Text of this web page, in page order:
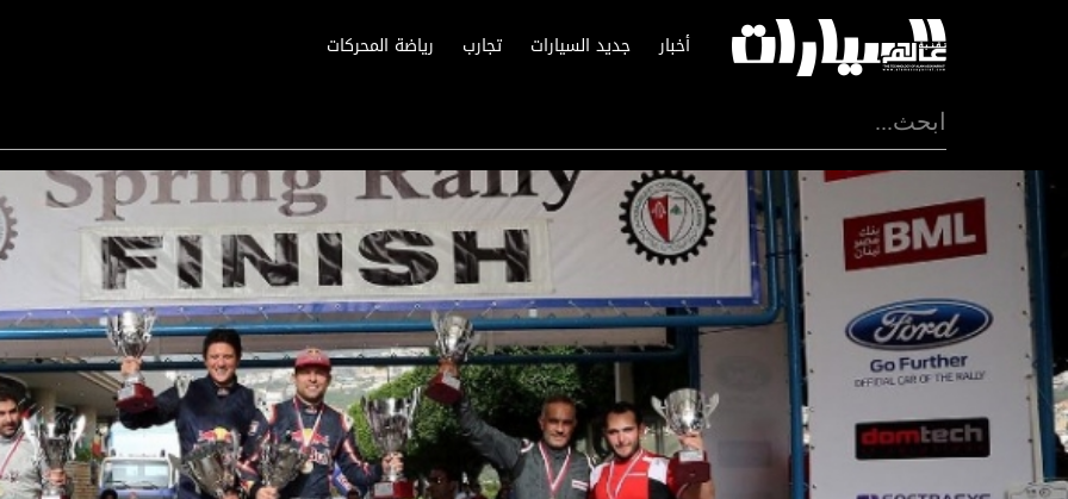
أخبار جديد السيارات تجارب رياضة المحركات